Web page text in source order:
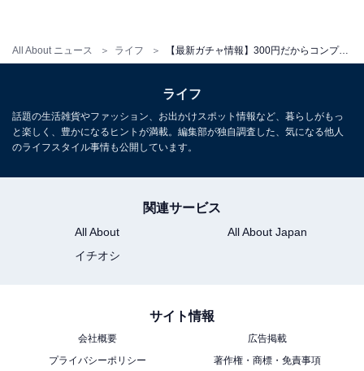
All About ニュース ライフ 【最新ガチャ情報】300円だからコンプしたくなる！ 2026年7月発売「たまごっち めじるしアクセサリー Tamagotchi Paradise」全10種が見逃せない
全10種
・みみっち
・ポチっち
・べびまるっち＆りくキッズ
・Tamagotchi Paradise Purple Sky
ライフ
話題の生活雑貨やファッション、お出かけスポット情報など、暮らしがもっ
と楽しく、豊かになるヒントが満載。編集部が独自調査した、気になる他人
のライフスタイル事情も公開しています。
関連サービス
All About
All About Japan
イチオシ
サイト情報
会社概要
広告掲載
プライバシーポリシー
著作権・商標・免責事項